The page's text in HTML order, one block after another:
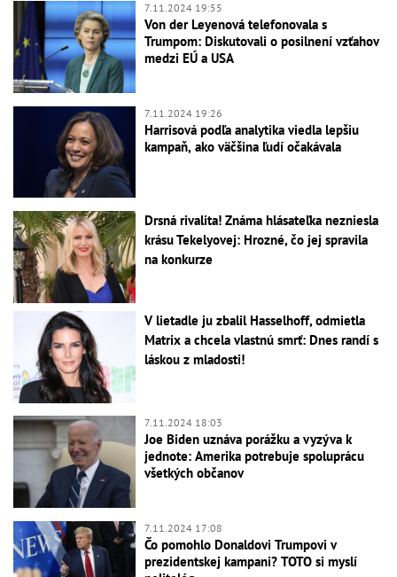
7.11.2024 19:55
Von der Leyenová telefonovala s
Trumpom: Diskutovali o posilnení vzťahov
medzi EÚ a USA
7.11.2024 19:26
Harrisová podľa analytika viedla lepšiu
kampaň, ako väčšina ľudí očakávala
Drsná rivalita! Známa hlásateľka nezniesla
krásu Tekelyovej: Hrozné, čo jej spravila
na konkurze
V lietadle ju zbalil Hasselhoff, odmietla
Matrix a chcela vlastnú smrť: Dnes randí s
láskou z mladosti!
7.11.2024 18:03
Joe Biden uznáva porážku a vyzýva k
jednote: Amerika potrebuje spoluprácu
všetkých občanov
7.11.2024 17:08
Čo pomohlo Donaldovi Trumpovi v
prezidentskej kampani? TOTO si myslí